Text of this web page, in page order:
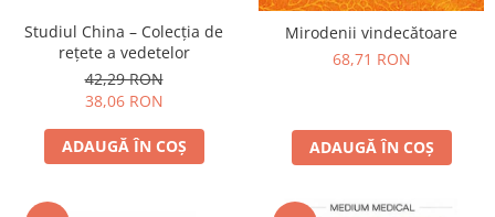
Studiul China – Colecţia de
reţete a vedetelor
42,29 RON
38,06 RON
ADAUGĂ ÎN COȘ
Mirodenii vindecătoare
68,71 RON
ADAUGĂ ÎN COȘ